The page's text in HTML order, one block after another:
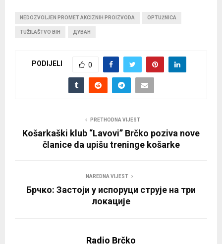
NEDOZVOLJEN PROMET AKCIZNIH PROIZVODA OPTUŽNICA
TUŽILAŠTVO BIH ДУВАН
PODIJELI 0
PRETHODNA VIJEST
Košarkaški klub “Lavovi” Brčko poziva nove
članice da upišu treninge košarke
NAREDNA VIJEST
Брчко: Застоји у испоруци струје на три
локације
Radio Brčko